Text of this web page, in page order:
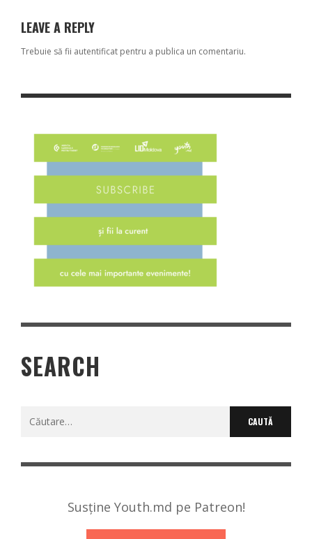
LEAVE A REPLY
Trebuie să fii autentificat pentru a publica un comentariu.
SEARCH
Caută
Susține Youth.md pe Patreon!